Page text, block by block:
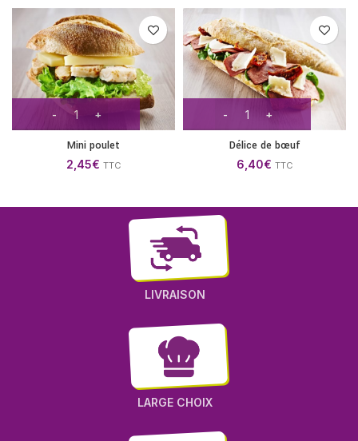
Mini poulet
2,45€ TTC
Délice de bœuf
6,40€ TTC
LIVRAISON
LARGE CHOIX